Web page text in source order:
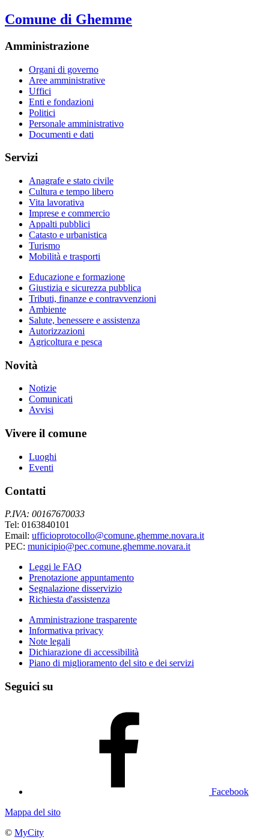
Comune di Ghemme
Amministrazione
Organi di governo
Aree amministrative
Uffici
Enti e fondazioni
Politici
Personale amministrativo
Documenti e dati
Servizi
Anagrafe e stato civile
Cultura e tempo libero
Vita lavorativa
Imprese e commercio
Appalti pubblici
Catasto e urbanistica
Turismo
Mobilità e trasporti
Educazione e formazione
Giustizia e sicurezza pubblica
Tributi, finanze e contravvenzioni
Ambiente
Salute, benessere e assistenza
Autorizzazioni
Agricoltura e pesca
Novità
Notizie
Comunicati
Avvisi
Vivere il comune
Luoghi
Eventi
Contatti
P.IVA: 00167670033
Tel: 0163840101
Email: ufficioprotocollo@comune.ghemme.novara.it
PEC: municipio@pec.comune.ghemme.novara.it
Leggi le FAQ
Prenotazione appuntamento
Segnalazione disservizio
Richiesta d'assistenza
Amministrazione trasparente
Informativa privacy
Note legali
Dichiarazione di accessibilità
Piano di miglioramento del sito e dei servizi
Seguici su
Facebook
Mappa del sito
© MyCity